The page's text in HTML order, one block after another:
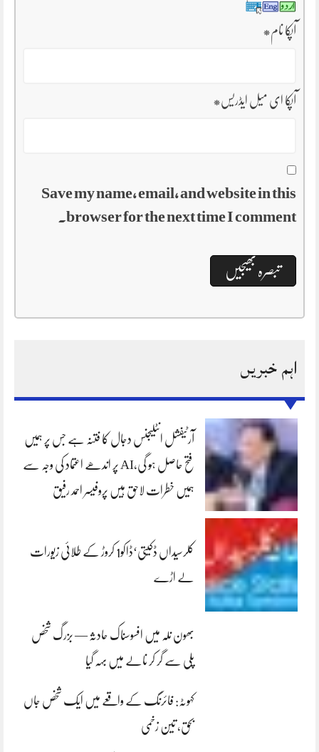
آپکا نام*
آپکا ای میل ایڈریس*
Save my name, email, and website in this
browser for the next time I comment.
اہم خبریں
آرٹیفشل انٹلیجنس دجال کا فتنہ ہے جس پر ہمیں
فتح حاصل ہو گی،AI پر اندھے اعتماد کی وجہ سے
ہمیں خطرات لاحق ہیں پروفیسر احمد رفیق
کلرسیداں ڈکیتی‘ڈاکو1 کروڑ کے طلائی زیورات
لے اڑے
بھون نلہ میں افسوسناک حادثہ — بزرگ شخص
پلی سے گر کر نالے میں بہہ گیا
کہوٹہ: فائرنگ کے واقعے میں ایک شخص جاں
بحق، تین زخمی